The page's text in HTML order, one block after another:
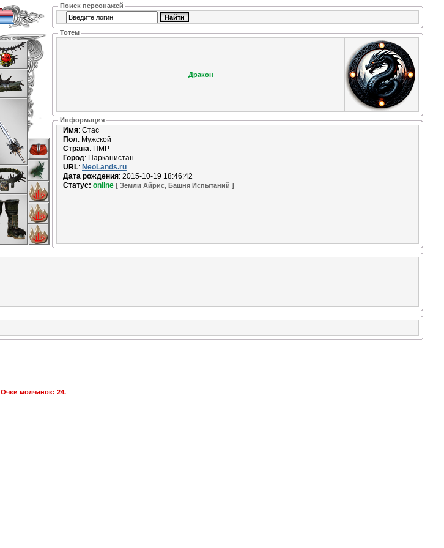
Поиск персонажей
Дракон
Тотем
Имя: Стас
Пол: Мужской
Страна: ПМР
Город: Парканистан
URL: NeoLands.ru
Дата рождения: 2015-10-19 18:46:42
Статус: online [ Земли Айрис, Башня Испытаний ]
Информация
Очки молчанок: 24.